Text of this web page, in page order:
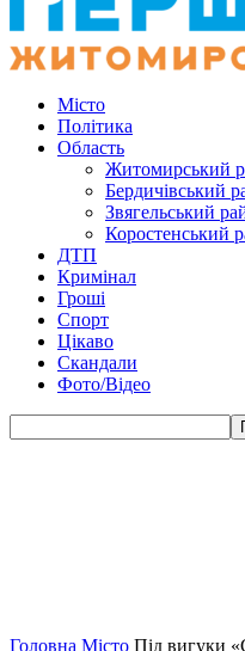
Місто
Політика
Область
Житомирський
Бердичівський
Звягельський
Коростенський
ДТП
Кримінал
Гроші
Спорт
Цікаво
Скандали
Фото/Відео
Головна Місто Під вигуки